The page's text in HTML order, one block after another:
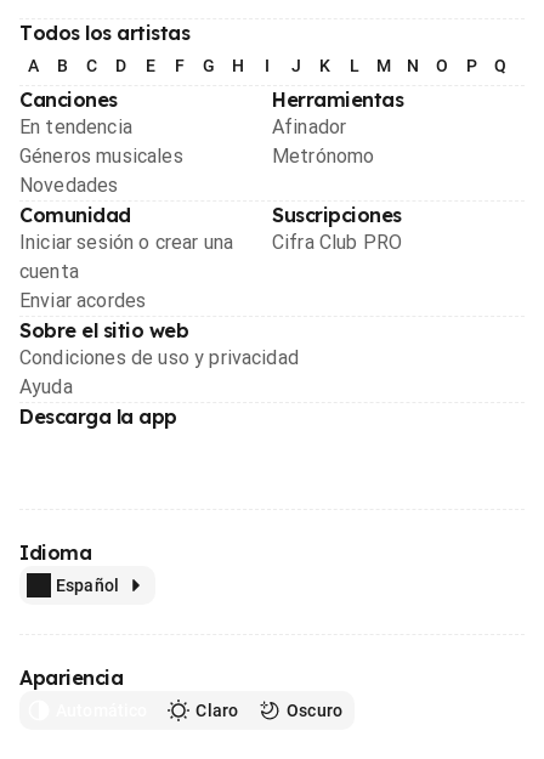
Todos los artistas
A B C D E F G H I J K L M N O P Q
Canciones
En tendencia
Géneros musicales
Novedades
Herramientas
Afinador
Metrónomo
Comunidad
Iniciar sesión o crear una
cuenta
Enviar acordes
Suscripciones
Cifra Club PRO
Sobre el sitio web
Condiciones de uso y privacidad
Ayuda
Descarga la app
Idioma
Español
Apariencia
Claro Oscuro